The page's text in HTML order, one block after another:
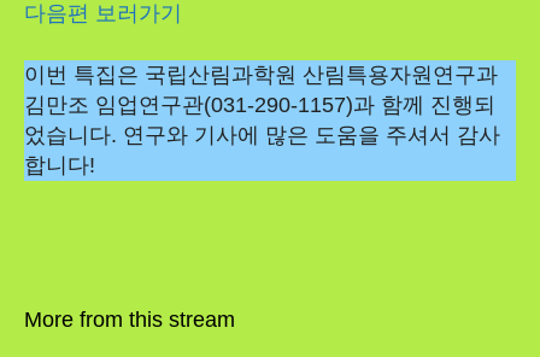
다음편 보러가기
이번 특집은 국립산림과학원 산림특용자원연구과
김만조 임업연구관(031-290-1157)과 함께 진행되
었습니다. 연구와 기사에 많은 도움을 주셔서 감사
합니다!
More from this stream